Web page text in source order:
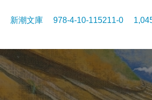
新潮文庫 978-4-10-115211-0